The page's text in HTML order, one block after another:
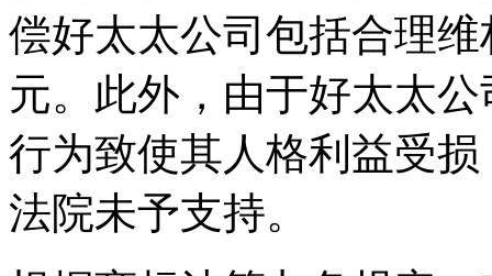
偿好太太公司包括合理
元。此外，由于好太太
行为致使其人格利益受
法院未予支持。